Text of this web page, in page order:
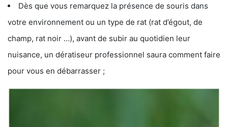
Dès que vous remarquez la présence de souris dans
votre environnement ou un type de rat (rat d’égout, de
champ, rat noir …), avant de subir au quotidien leur
nuisance, un dératiseur professionnel saura comment faire
pour vous en débarrasser ;